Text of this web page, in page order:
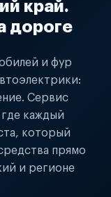
край.
дороге
и фур
Сервис
где каждый
который
прямо
и регионе